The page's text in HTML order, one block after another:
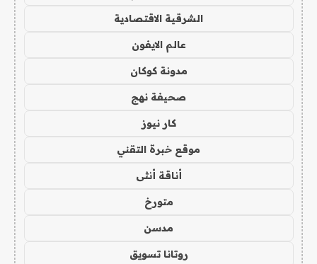
الشرقية الاقتصادية
عالم الايفون
مدونة كوكان
صحيفة نهج
كار نيوز
موقع خبرة التقني
أناقة أنثى
متورخ
مدسن
روتانا تسويق